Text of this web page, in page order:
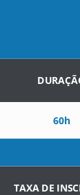
60h
TAXA DE